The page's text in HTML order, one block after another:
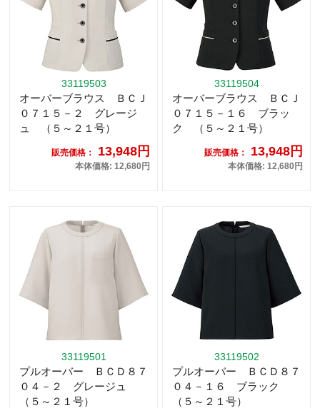
33119503
オーバーブラウス ＢＣＪ
０７１５－２ グレージ
ュ （５～２１号）
販売価格： 13,948円
本体価格: 12,680円
33119504
オーバーブラウス ＢＣＪ
０７１５－１６ ブラッ
ク （５～２１号）
販売価格： 13,948円
本体価格: 12,680円
33119501
プルオーバー ＢＣＤ８７
０４－２ グレージュ
（５～２１号）
33119502
プルオーバー ＢＣＤ８７
０４－１６ ブラック
（５～２１号）